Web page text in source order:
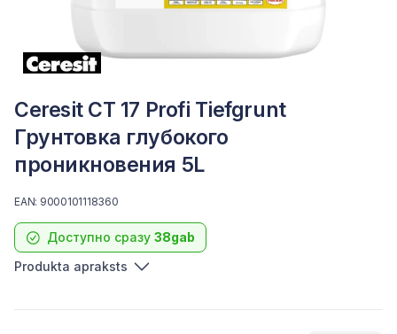
Ceresit CT 17 Profi Tiefgrunt
Грунтовка глубокого
проникновения 5L
Доступно сразу 38gab
EAN: 9000101118360
Produkta apraksts